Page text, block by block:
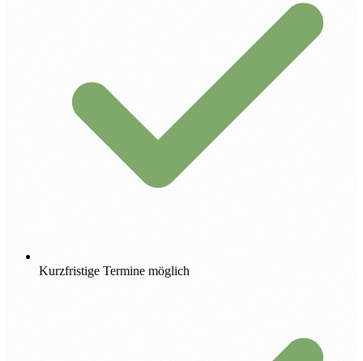
Kurzfristige Termine möglich